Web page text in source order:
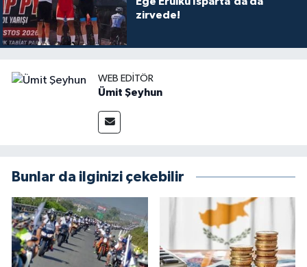
zirvede!
WEB EDITÖR
Ümit Şeyhun
Bunlar da ilginizi çekebilir